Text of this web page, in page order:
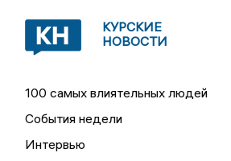
КУРСКИЕ
НОВОСТИ
100 самых влиятельных людей
События недели
Интервью